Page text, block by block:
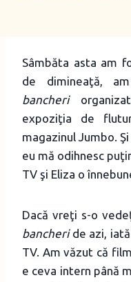
Sâmbăta asta am
de dimineaţă,
bancheri
expoziţia de
magazinul Jumbo.
eu mă odihnesc
TV şi Eliza o
Dacă vreţi s-o
bancheride azi, iată
TV. Am văzut că
e ceva intern până